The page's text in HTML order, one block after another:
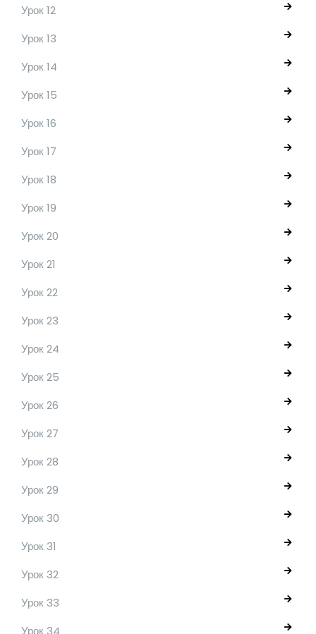
Урок 12
Урок 13
Урок 14
Урок 15
Урок 16
Урок 17
Урок 18
Урок 19
Урок 20
Урок 21
Урок 22
Урок 23
Урок 24
Урок 25
Урок 26
Урок 27
Урок 28
Урок 29
Урок 30
Урок 31
Урок 32
Урок 33
Урок 34